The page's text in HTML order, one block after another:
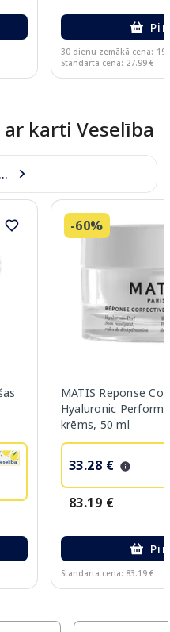
30 dienu zemākā cena:
Standarta cena: 27.99 €
karti Veselība
-60%
MATIS Reponse
Hyaluronic
krēms, 50 ml
33.28 €
83.19 €
Standarta cena: 83.19 €